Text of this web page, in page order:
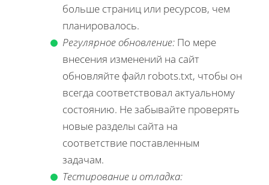
больше страниц или ресурсов, чем
планировалось.
Регулярное обновление: По мере
внесения изменений на сайт
обновляйте файл robots.txt, чтобы он
всегда соответствовал актуальному
состоянию. Не забывайте проверять
новые разделы сайта на
соответствие поставленным
задачам.
Тестирование и отладка: